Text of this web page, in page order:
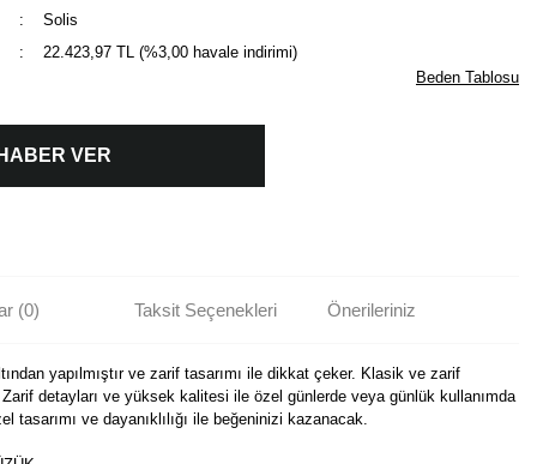
Solis
22.423,97 TL (%3,00 havale indirimi)
Beden Tablosu
VER
(0) Taksit Seçenekleri Önerileriniz
yapılmıştır ve zarif tasarımı ile dikkat çeker. Klasik ve zarif
detayları ve yüksek kalitesi ile özel günlerde veya günlük kullanımda
tasarımı ve dayanıklılığı ile beğeninizi kazanacak.